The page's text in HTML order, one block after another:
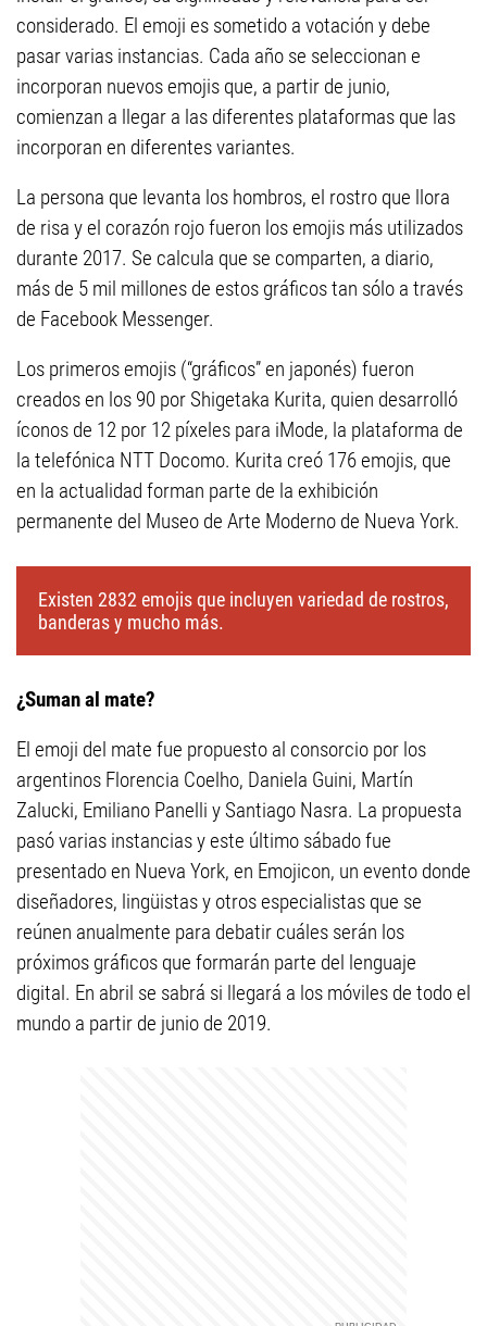
considerado. El emoji es sometido a votación y debe
pasar varias instancias. Cada año se seleccionan e
incorporan nuevos emojis que, a partir de junio,
comienzan a llegar a las diferentes plataformas que las
incorporan en diferentes variantes.
La persona que levanta los hombros, el rostro que llora
de risa y el corazón rojo fueron los emojis más utilizados
durante 2017. Se calcula que se comparten, a diario,
más de 5 mil millones de estos gráficos tan sólo a través
de Facebook Messenger.
Los primeros emojis (“gráficos” en japonés) fueron
creados en los 90 por Shigetaka Kurita, quien desarrolló
íconos de 12 por 12 píxeles para iMode, la plataforma de
la telefónica NTT Docomo. Kurita creó 176 emojis, que
en la actualidad forman parte de la exhibición
permanente del Museo de Arte Moderno de Nueva York.
Existen 2832 emojis que incluyen variedad de rostros,
banderas y mucho más.
¿Suman al mate?
El emoji del mate fue propuesto al consorcio por los
argentinos Florencia Coelho, Daniela Guini, Martín
Zalucki, Emiliano Panelli y Santiago Nasra. La propuesta
pasó varias instancias y este último sábado fue
presentado en Nueva York, en Emojicon, un evento donde
diseñadores, lingüistas y otros especialistas que se
reúnen anualmente para debatir cuáles serán los
próximos gráficos que formarán parte del lenguaje
digital. En abril se sabrá si llegará a los móviles de todo el
mundo a partir de junio de 2019.